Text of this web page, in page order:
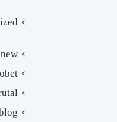
new